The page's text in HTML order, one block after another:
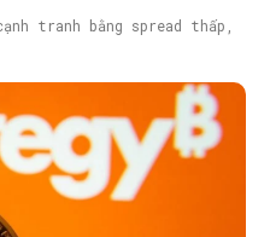
tranh bằng spread thấp,